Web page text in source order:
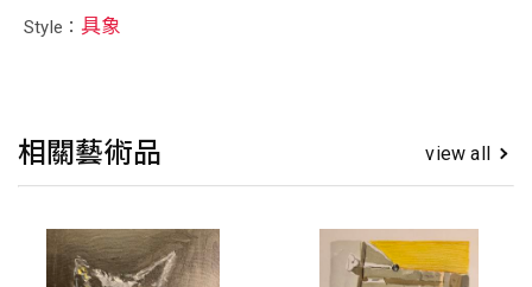
Style： 具象
相關藝術品 view all